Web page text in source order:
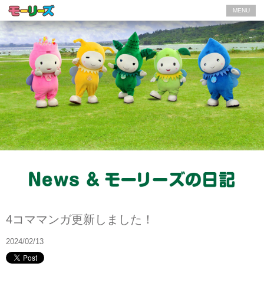
MENU
4コママンガ更新しました！
2024/02/13